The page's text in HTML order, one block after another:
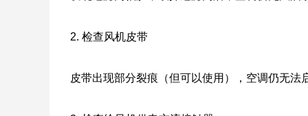
2. 检查风机皮带
皮带出现部分裂痕（但可以使用），空调仍无法